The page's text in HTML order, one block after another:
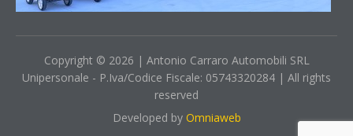
Copyright © 2026 | Antonio Carraro Automobili SRL
Unipersonale - P.Iva/Codice Fiscale: 05743320284 | All rights
reserved
Developed by Omniaweb